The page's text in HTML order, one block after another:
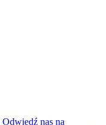
Odwiedź nas na